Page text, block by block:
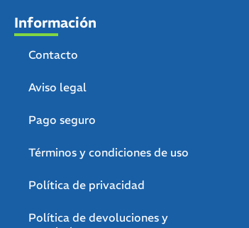
Información
Contacto
Aviso legal
Pago seguro
Términos y condiciones de uso
Política de privacidad
Política de devoluciones y